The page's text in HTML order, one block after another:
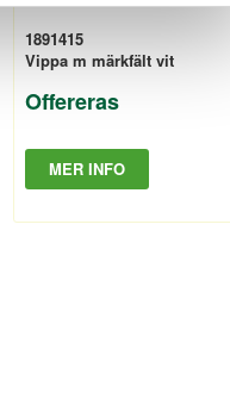
1891415
Vippa m märkfält vit
Offereras
MER INFO